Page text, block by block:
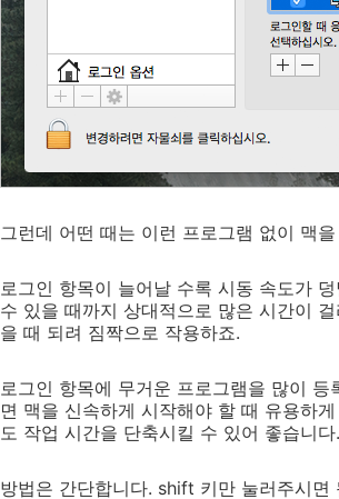
그런데 어떤 때는 이런 프로그램 없이 맥
로그인 항목이 늘어날 수록 시동 속도가
수 있을 때까지 상대적으로 많은 시간이
을 때 되려 짐짝으로 작용하죠.
로그인 항목에 무거운 프로그램을 많이
면 맥을 신속하게 시작해야 할 때 유용하
도 작업 시간을 단축시킬 수 있어 좋습니다.
방법은 간단합니다. shift 키만 눌러주시면